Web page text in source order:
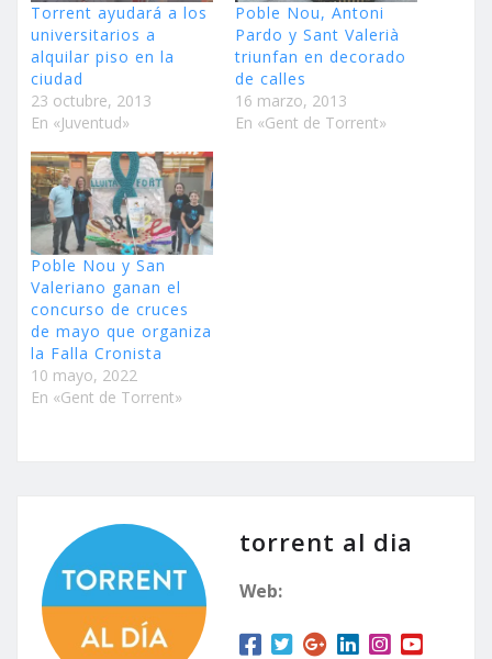
Torrent ayudará a los
universitarios a
alquilar piso en la
ciudad
23 octubre, 2013
En «Juventud»
Poble Nou, Antoni
Pardo y Sant Valerià
triunfan en decorado
de calles
16 marzo, 2013
En «Gent de Torrent»
Poble Nou y San
Valeriano ganan el
concurso de cruces
de mayo que organiza
la Falla Cronista
10 mayo, 2022
En «Gent de Torrent»
torrent al dia
Web: